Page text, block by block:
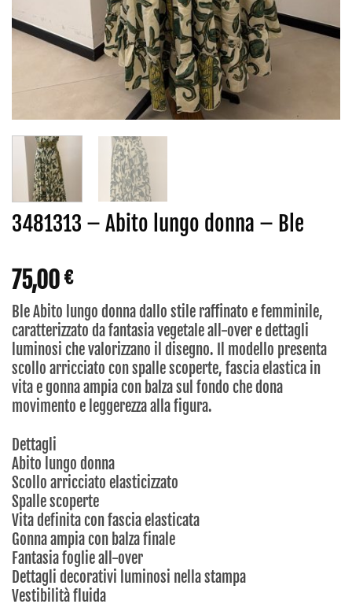
3481313 – Abito lungo donna – Ble
75,00 €
Ble Abito lungo donna dallo stile raffinato e femminile,
caratterizzato da fantasia vegetale all-over e dettagli
luminosi che valorizzano il disegno. Il modello presenta
scollo arricciato con spalle scoperte, fascia elastica in
vita e gonna ampia con balza sul fondo che dona
movimento e leggerezza alla figura.
Dettagli
Abito lungo donna
Scollo arricciato elasticizzato
Spalle scoperte
Vita definita con fascia elasticata
Gonna ampia con balza finale
Fantasia foglie all-over
Dettagli decorativi luminosi nella stampa
Vestibilità fluida